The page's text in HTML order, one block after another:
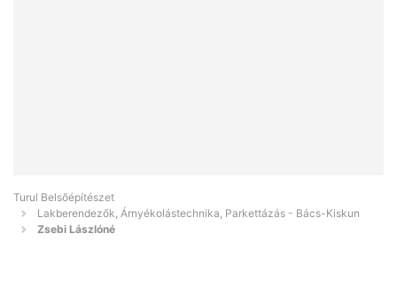
Turul Belsőépítészet
Lakberendezők, Árnyékolástechnika, Parkettázás - Bács-Kiskun
Zsebi Lászlóné